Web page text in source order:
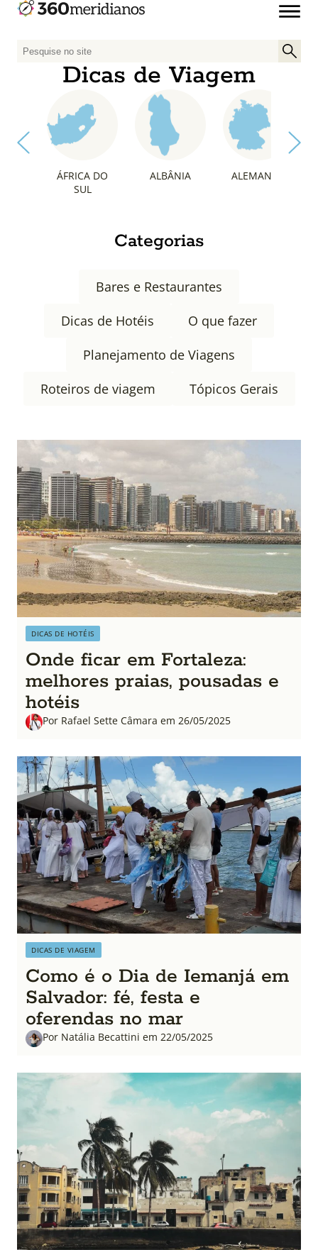
P
s
Dicas de Viagem
ÁFRICA DO
SUL
ALBÂNIA ALEMANHA
Categorias
Bares e Restaurantes
Dicas de Hotéis
O que fazer
Planejamento de Viagens
Roteiros de viagem
Tópicos Gerais
DICAS DE HOTÉIS
Onde ficar em Fortaleza:
melhores praias, pousadas e
hotéis
Por Rafael Sette Câmara em 26/05/2025
DICAS DE VIAGEM
Como é o Dia de Iemanjá em
Salvador: fé, festa e
oferendas no mar
Por Natália Becattini em 22/05/2025